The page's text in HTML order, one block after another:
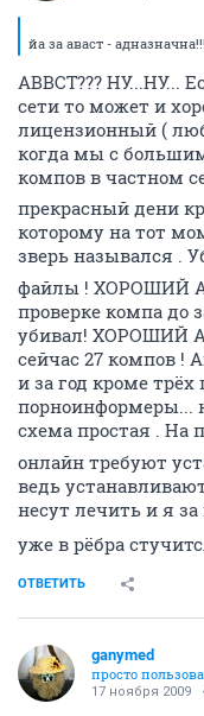
йа за аваст - адназначна!!!
АВВСТ??? НУ...НУ...
сети то может и
лицензионный (
когда мы с
компов в частном
прекрасный дени
которому на тот
зверь назывался .
файлы ! ХОРОШИЙ
проверке компа до
убивал! ХОРОШИЙ
сейчас 27 компов !
и за год кроме
порноинформеры...
схема простая . На
онлайн требуют
ведь
несут лечить и я
уже в рёбра
ОТВЕТИТЬ
ganymed
просто
17 ноября 2009